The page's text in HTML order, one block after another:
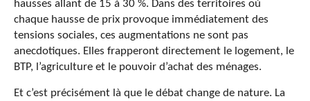
hausses allant de 15 à 30 %. Dans des territoires où
chaque hausse de prix provoque immédiatement des
tensions sociales, ces augmentations ne sont pas
anecdotiques. Elles frapperont directement le logement, le
BTP, l’agriculture et le pouvoir d’achat des ménages.
Et c’est précisément là que le débat change de nature. La